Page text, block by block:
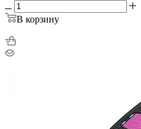
В корзину